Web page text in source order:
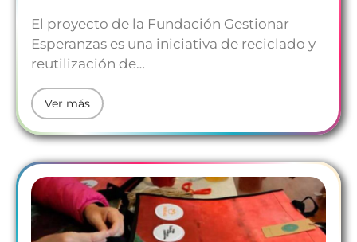
El proyecto de la Fundación Gestionar
Esperanzas es una iniciativa de reciclado y
reutilización de…
Ver más